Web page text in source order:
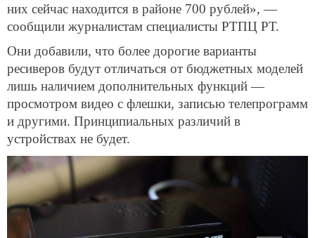
них сейчас находится в районе 700 рублей», —
сообщили журналистам специалисты РТПЦ РТ.
Они добавили, что более дорогие варианты
ресиверов будут отличаться от бюджетных моделей
лишь наличием дополнительных функций —
просмотром видео с флешки, записью телепрограмм
и другими. Принципиальных различий в
устройствах не будет.